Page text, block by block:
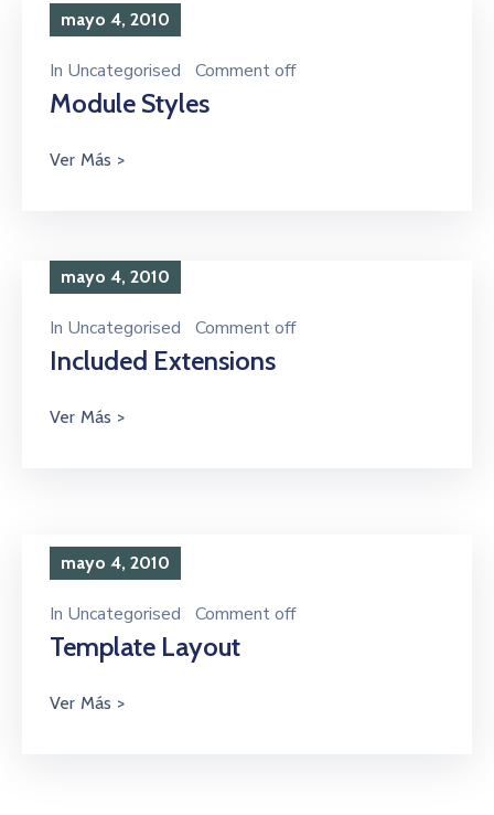
mayo 4, 2010
In Uncategorised Comment off
Module Styles
mayo 4, 2010
In Uncategorised Comment off
Included Extensions
mayo 4, 2010
In Uncategorised Comment off
Template Layout